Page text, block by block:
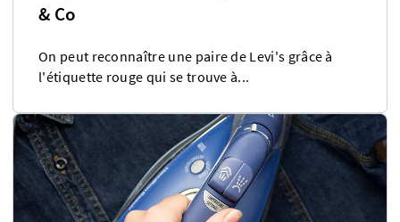
& Co
On peut reconnaître une paire de Levi's grâce à
l'étiquette rouge qui se trouve à...